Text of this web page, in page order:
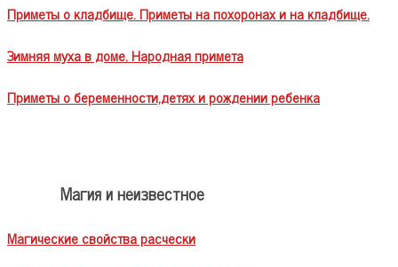
Приметы о кладбище. Приметы на похоронах и на кладбище.
Зимняя муха в доме. Народная примета
Приметы о беременности,детях и рождении ребенка
Магия и неизвестное
Магические свойства расчески